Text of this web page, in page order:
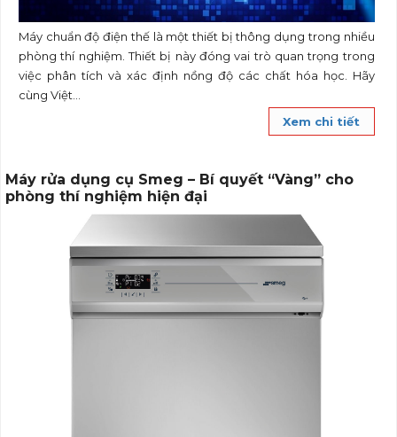
Máy chuẩn độ điện thế là một thiết bị thông dụng trong nhiều
phòng thí nghiệm. Thiết bị này đóng vai trò quan trọng trong
việc phân tích và xác định nồng độ các chất hóa học. Hãy
cùng Việt...
Xem chi tiết
Máy rửa dụng cụ Smeg – Bí quyết “Vàng” cho
phòng thí nghiệm hiện đại